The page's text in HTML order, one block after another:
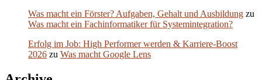
Was macht ein Förster? Aufgaben, Gehalt und Ausbildung zu
Was macht ein Fachinformatiker für Systemintegration?
Erfolg im Job: High Performer werden & Karriere-Boost
2026 zu Was macht Google Lens